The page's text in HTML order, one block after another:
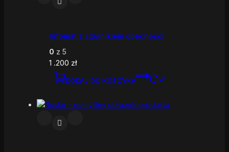
Infomat z czujnikiem obecności
0 z 5
1 .200 zł
DODAJ DO KOSZYKA